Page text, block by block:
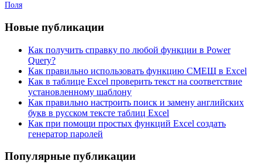
Поля
Новые публикации
Как получить справку по любой функции в Power
Query?
Как правильно использовать функцию СМЕЩ в Excel
Как в таблице Excel проверить текст на соответствие
установленному шаблону
Как правильно настроить поиск и замену английских
букв в русском тексте таблиц Excel
Как при помощи простых функций Excel создать
генератор паролей
Популярные публикации